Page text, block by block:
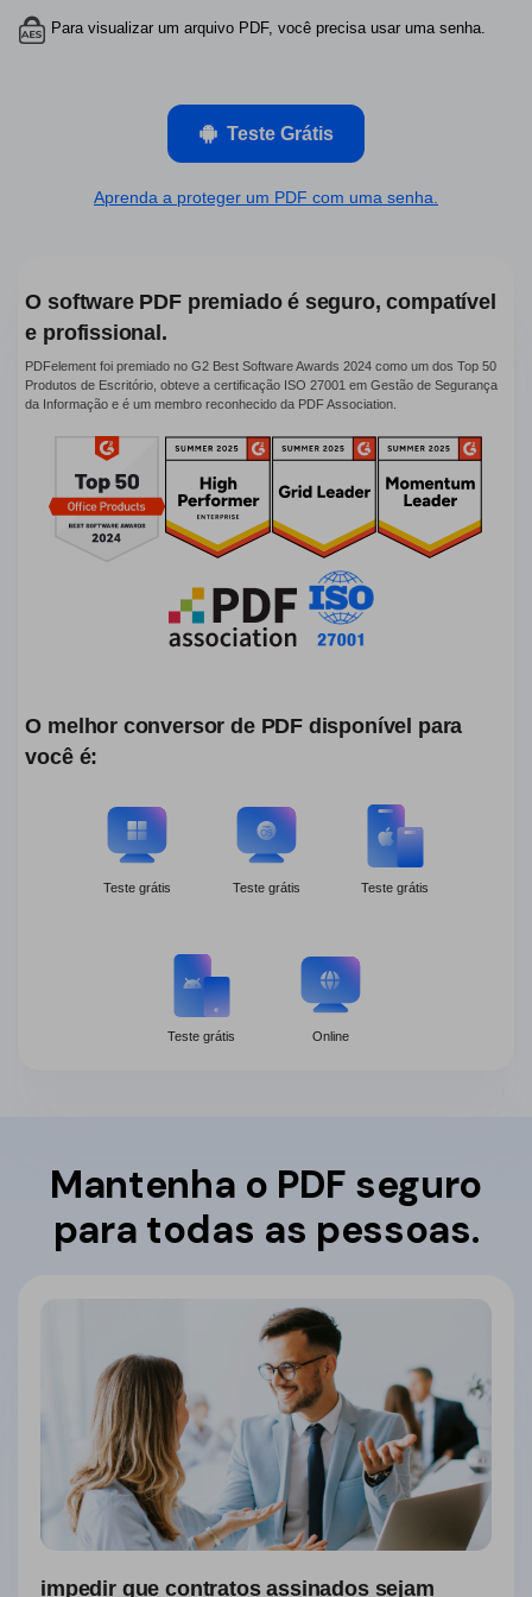
Conversar com Documento
Todos os recursos do PDF
Contatar Suporte
Especificações Técnicas
Atualizar para o PDFelement 12
Para visualizar um arquivo PDF, você precisa usar uma senha.
Teste Grátis
Aprenda a proteger um PDF com uma senha.
O software PDF premiado é seguro, compatível
e profissional.
PDFelement foi premiado no G2 Best Software Awards 2024 como um dos Top 50
Produtos de Escritório, obteve a certificação ISO 27001 em Gestão de Segurança
da Informação e é um membro reconhecido da PDF Association.
O melhor conversor de PDF disponível para
você é:
Teste grátis Teste grátis Teste grátis
Teste grátis Online
Mantenha o PDF seguro
para todas as pessoas.
impedir que contratos assinados sejam